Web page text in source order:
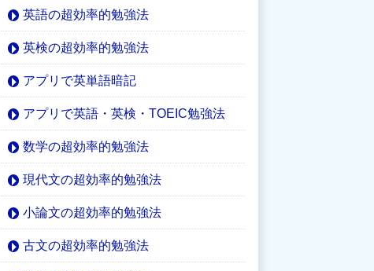
英語の超効率的勉強法
英検の超効率的勉強法
アプリで英単語暗記
アプリで英語・英検・TOEIC勉強法
数学の超効率的勉強法
現代文の超効率的勉強法
小論文の超効率的勉強法
古文の超効率的勉強法